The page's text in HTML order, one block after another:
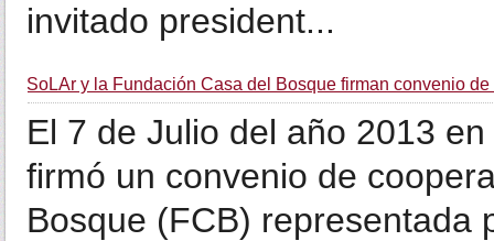
invitado president...
SoLAr y la Fundación Casa del Bosque firman convenio
El 7 de Julio del año 2013
firmó un convenio de
Bosque (FCB) representada